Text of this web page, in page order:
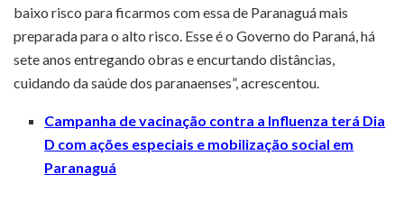
baixo risco para ficarmos com essa de Paranaguá mais
preparada para o alto risco. Esse é o Governo do Paraná, há
sete anos entregando obras e encurtando distâncias,
cuidando da saúde dos paranaenses”, acrescentou.
Campanha de vacinação contra a Influenza terá Dia
D com ações especiais e mobilização social em
Paranaguá